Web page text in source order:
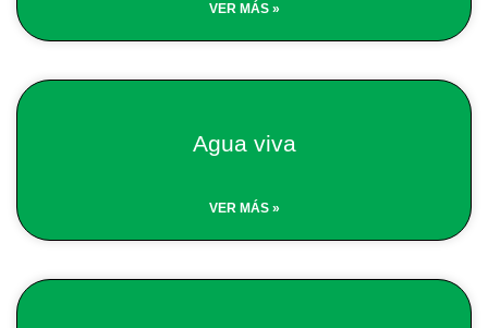
VER MÁS »
Agua viva
VER MÁS »